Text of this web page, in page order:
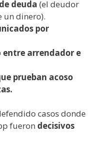
deuda (el deudor
un dinero).
por
entre arrendador e
prueban acoso
casos donde
fueron decisivos